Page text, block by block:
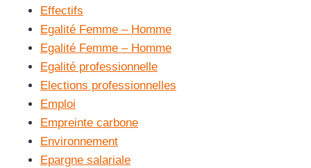
Effectifs
Egalité Femme – Homme
Egalité Femme – Homme
Egalité professionnelle
Elections professionnelles
Emploi
Empreinte carbone
Environnement
Epargne salariale